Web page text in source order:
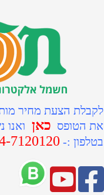
לקבלת הצעת מחיר
את הטופס כאן ואנו
בטלפון :- 7120120